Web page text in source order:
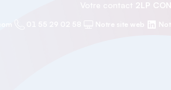
Votre contact 2LP
Notre site web